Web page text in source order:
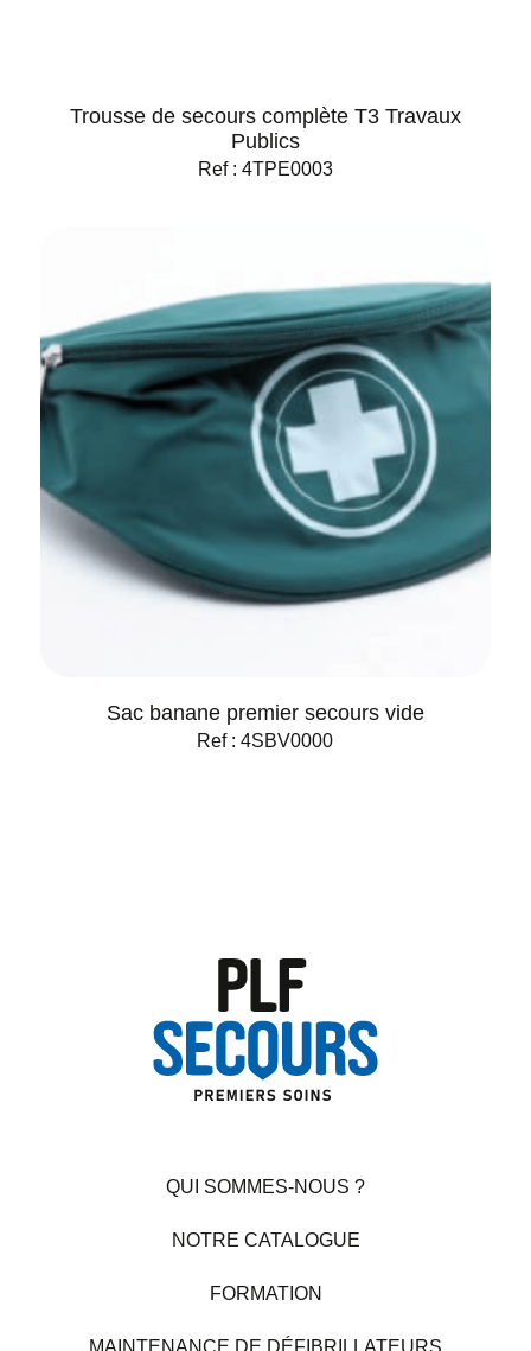
Trousse de secours complète T3 Travaux
Publics
Ref : 4TPE0003
Sac banane premier secours vide
Ref : 4SBV0000
QUI SOMMES-NOUS ?
NOTRE CATALOGUE
FORMATION